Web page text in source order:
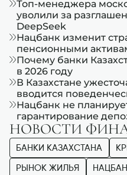
Топ-менеджера
уволили за
DeepSeek
Нацбанк изменит
пенсионными
Почему банки
в 2026 году
В Казахстане
вводится
Нацбанк не
гарантирование
НОВОСТИ
БАНКИ КАЗАХСТАНА
РЫНОК ЖИЛЬЯ